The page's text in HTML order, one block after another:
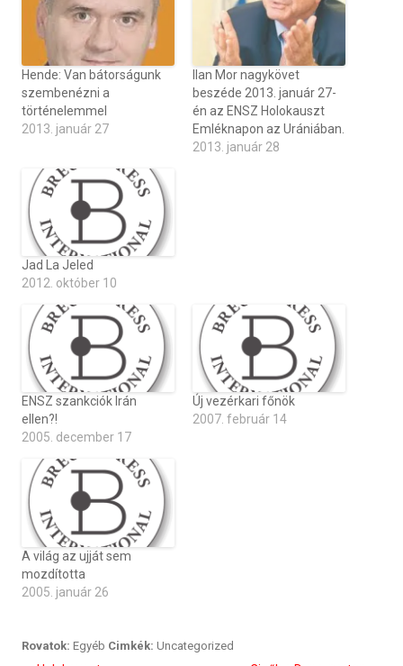
Hende: Van bátorságunk
szembenézni a
történelemmel
2013. január 27
Ilan Mor nagykövet
beszéde 2013. január 27-
én az ENSZ Holokauszt
Emléknapon az Urániában.
2013. január 28
Jad La Jeled
2012. október 10
ENSZ szankciók Irán
ellen?!
2005. december 17
Új vezérkari főnök
2007. február 14
A világ az ujját sem
mozdította
2005. január 26
Rovatok: Egyéb Cimkék: Uncategorized